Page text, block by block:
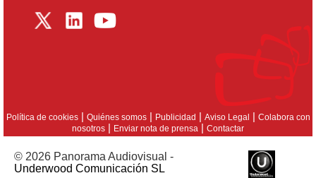
Política de cookies| Quiénes somos| Publicidad | Aviso Legal | Colabora con
nosotros | Enviar nota de prensa | Contactar
© 2026 Panorama Audiovisual -
Underwood Comunicación SL